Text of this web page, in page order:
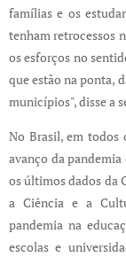
famílias e os
tenham retrocessos
os esforços no
que estão na ponta,
municípios", disse a
No Brasil, em todos
avanço da
os últimos dados da
a Ciência e a
pandemia na
escolas e